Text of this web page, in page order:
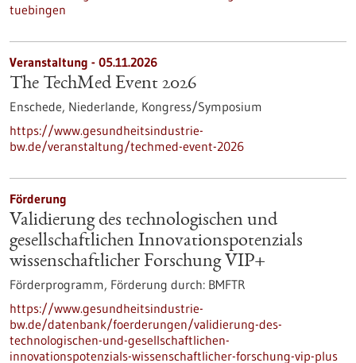
tuebingen
Veranstaltung - 05.11.2026
The TechMed Event 2026
Enschede, Niederlande, Kongress/Symposium
https://www.gesundheitsindustrie-
bw.de/veranstaltung/techmed-event-2026
Förderung
Validierung des technologischen und
gesellschaftlichen Innovationspotenzials
wissenschaftlicher Forschung VIP+
Förderprogramm, Förderung durch: BMFTR
https://www.gesundheitsindustrie-
bw.de/datenbank/foerderungen/validierung-des-
technologischen-und-gesellschaftlichen-
innovationspotenzials-wissenschaftlicher-forschung-vip-plus